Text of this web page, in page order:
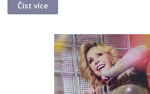
Číst více